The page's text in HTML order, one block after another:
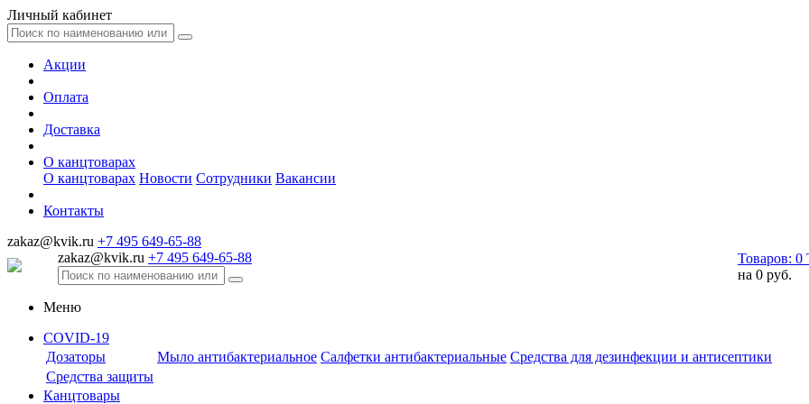
Личный кабинет
Акции
Оплата
Доставка
О канцтоварах
О канцтоварах Новости Сотрудники Вакансии
Контакты
zakaz@kvik.ru +7 495 649-65-88
zakaz@kvik.ru +7 495 649-65-88 Товаров: 0
на 0 руб.
Меню
COVID-19
Дозаторы
Мыло антибактериальное Салфетки антибактериальные Средства для дезинфекции и антисептики
Средства защиты
Канцтовары